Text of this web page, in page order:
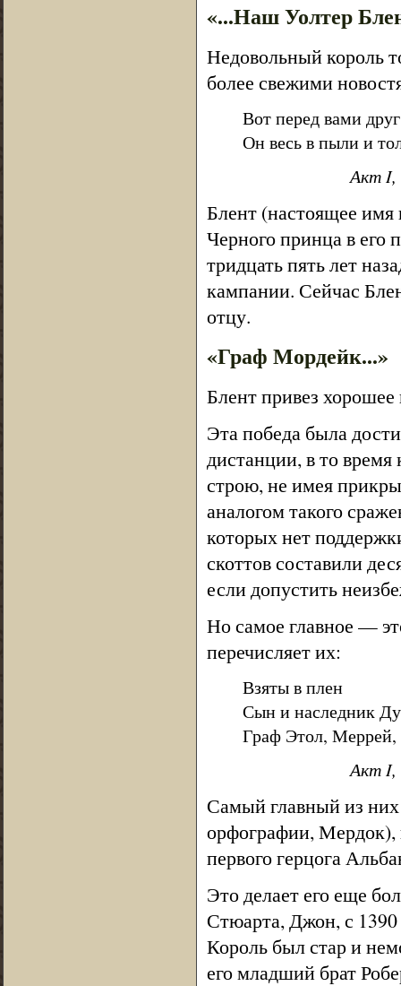
«...Наш Уолтер
Недовольный король
более свежими
Вот перед вами
Он весь в пыли и
Акт I,
Блент (настоящее
Черного принца в его
тридцать пять лет
кампании. Сейчас
отцу.
«Граф Мордейк...»
Блент привез
Эта победа была
дистанции, в то время
строю, не имея
аналогом такого
которых нет
скоттов составили
если допустить
Но самое главное —
перечисляет их:
Взяты в плен
Сын и наследник
Граф Этол,
Акт I,
Самый главный из
орфографии,
первого герцога
Это делает его еще
Стюарта, Джон, с
Король был стар и
его младший брат